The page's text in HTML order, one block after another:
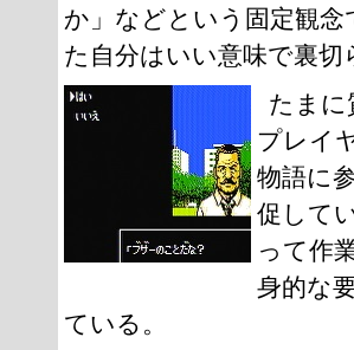
か」などという固定観念
た自分はいい意味で裏切
たまに
プレイ
物語に
促して
って作
身的な
ている。